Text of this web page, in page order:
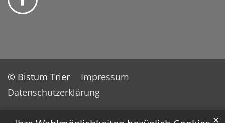
✕
© Bistum Trier
Impressum
Datenschutzerklärung